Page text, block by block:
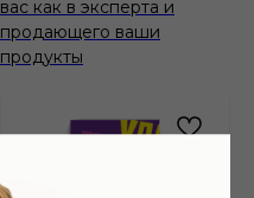
вас как в эксперта и
продающего ваши
продукты